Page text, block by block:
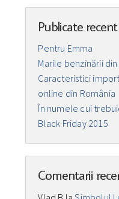
Publicate recent
Pentru Emma
Marile benzinării
Caracteristici
online din România
În numele cui
Black Friday 2015
Comentarii